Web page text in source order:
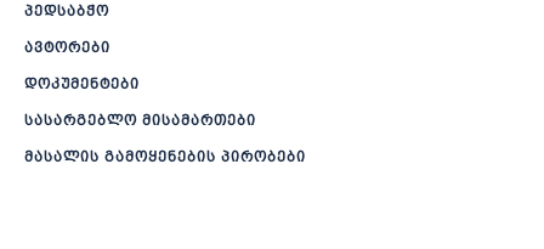
პედსაბჭო
ავტორები
დოკუმენტები
სასარგებლო მისამართები
მასალის გამოყენების პირობები